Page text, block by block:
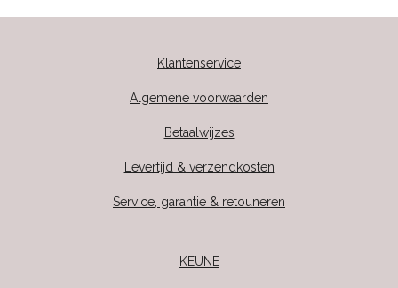
Klantenservice
Algemene voorwaarden
Betaalwijzes
Levertijd & verzendkosten
Service, garantie & retouneren
KEUNE